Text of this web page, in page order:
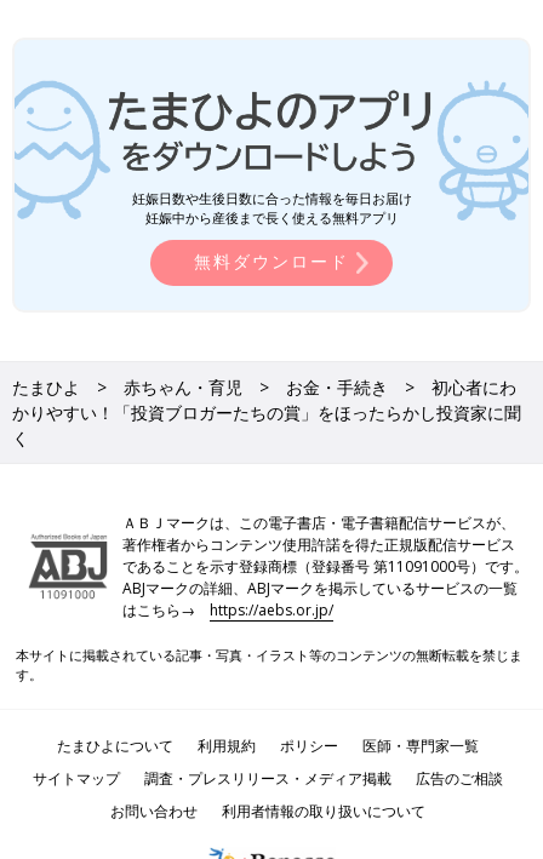
妊娠日数や生後日数に合った情報を毎日お届け
妊娠中から産後まで長く使える無料アプリ
無料ダウンロード
たまひよ 赤ちゃん・育児 お金・手続き
初心者にわ
かりやすい！「投資ブロガーたちの賞」をほったらかし投資家に聞
く
ＡＢＪマークは、この電子書店・電子書籍配信サービスが、
著作権者からコンテンツ使用許諾を得た正規版配信サービス
であることを示す登録商標（登録番号 第11091000号）です。
ABJマークの詳細、ABJマークを掲示しているサービスの一覧
はこちら→https://aebs.or.jp/
本サイトに掲載されている記事・写真・イラスト等のコンテンツの無断転載を禁じま
す。
たまひよについて 利用規約 ポリシー
医師・専門家一覧
サイトマップ
調査・プレスリリース・メディア掲載
広告のご相談
お問い合わせ
利用者情報の取り扱いについて